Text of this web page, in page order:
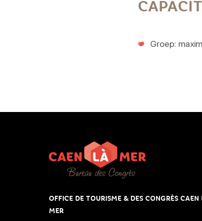
Groep:
OFFICE DE TOURISME & DES CONGRÈS CAEN
MER